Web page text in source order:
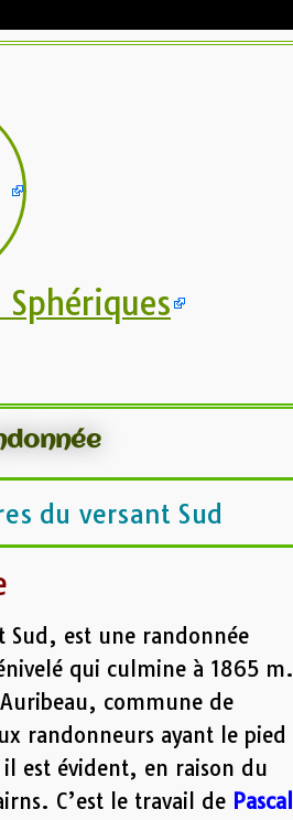
du versant Sud
Sud, est une randonnée
qui culmine à 1865 m.
commune de
randonneurs ayant le pied
est évident, en raison du
C’est le travail de Pascal